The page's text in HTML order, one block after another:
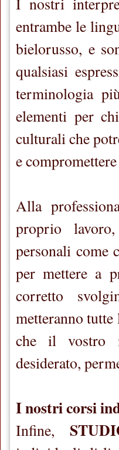
entrambe le
bielorusso, e
qualsiasi
terminologia
elementi per
culturali che
e
Alla
proprio
personali come
per mettere a
corretto
metteranno
che il vostro
desiderato,
I nostri corsi
Infine,